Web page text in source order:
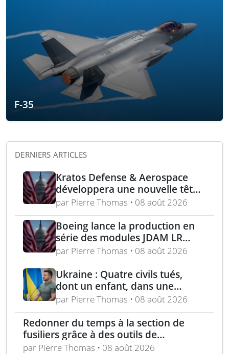
F-35
DERNIERS ARTICLES
Kratos Defense & Aerospace
développera une nouvelle tête
chercheuse pour les missiles
FGM-148 Javelin
par Pierre Thomas • 08 août 2026
Boeing lance la production en
série des modules JDAM LR
pour frappes de précision
longue portée
par Pierre Thomas • 08 août 2026
Ukraine : Quatre civils tués,
dont un enfant, dans une
attaque russe par missile
balistique sur Kiev – Deux
raffineries russes visées par
l’Ukraine
par Pierre Thomas • 08 août 2026
Redonner du temps à la section de
fusiliers grâce à des outils de
planification optimisés
par Pierre Thomas • 08 août 2026